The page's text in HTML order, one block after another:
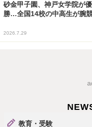
砂金甲子園、神戸女学院が優
勝…全国14校の中高生が腕
2026.7.29
教育・受験